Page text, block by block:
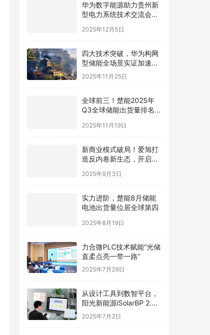
华为数字能源助力贵州新
型电力系统技术交流会在
2025年12月5日
四大技术突破，华为构网
型储能全场景实证加速新
型电力系统高质量发展
2025年11月25日
全球前三！楚能2025年
Q3全球储能出货量排名再
2025年11月19日
新商业模式破局！爱旭打
造反内卷新生态，开启光
2025年9月3日
实力进阶，楚能8月储能
电池出货量位居全球第四
2025年8月19日
力合微PLC技术赋能“光储
直柔点亮一带一路”
2025年7月29日
从设计工具到数智平台，
阳光新能源iSolarBP 2.0
重塑分布式电站设计范
2025年7月2日